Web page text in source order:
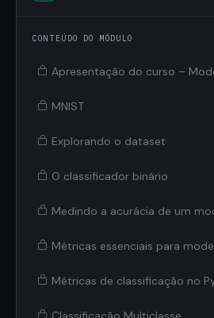
CONTEÚDO DO MÓDULO
MNIST
Explorando o dataset
O classificador binário
Medindo a acurácia de um
Métricas de classificação no